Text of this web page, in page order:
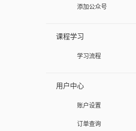
添加公众号
课程学习
学习流程
用户中心
账户设置
订单查询